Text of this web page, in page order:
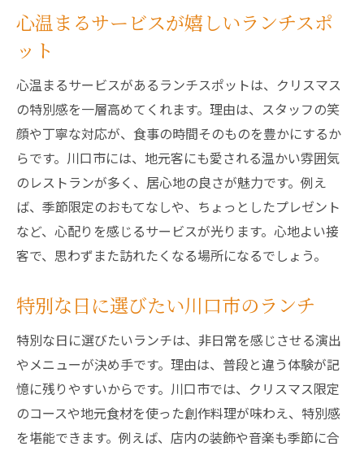
心温まるサービスが嬉しいランチスポ
ット
心温まるサービスがあるランチスポットは、クリスマス
の特別感を一層高めてくれます。理由は、スタッフの笑
顔や丁寧な対応が、食事の時間そのものを豊かにするか
らです。川口市には、地元客にも愛される温かい雰囲気
のレストランが多く、居心地の良さが魅力です。例え
ば、季節限定のおもてなしや、ちょっとしたプレゼント
など、心配りを感じるサービスが光ります。心地よい接
客で、思わずまた訪れたくなる場所になるでしょう。
特別な日に選びたい川口市のランチ
特別な日に選びたいランチは、非日常を感じさせる演出
やメニューが決め手です。理由は、普段と違う体験が記
憶に残りやすいからです。川口市では、クリスマス限定
のコースや地元食材を使った創作料理が味わえ、特別感
を堪能できます。例えば、店内の装飾や音楽も季節に合